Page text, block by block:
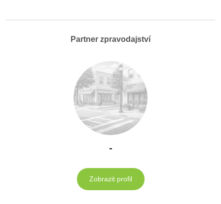
Partner zpravodajství
-
Zobrazit profil